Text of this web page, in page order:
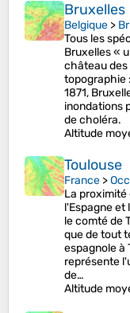
Bruxelles
Belgique >
Tous les
Bruxelles «
château des
topographie
1871,
inondations
de choléra.
Altitude
Toulouse
France >
La proximité
l'Espagne
le comté de
que de tout
espagnole à
représente
de…
Altitude